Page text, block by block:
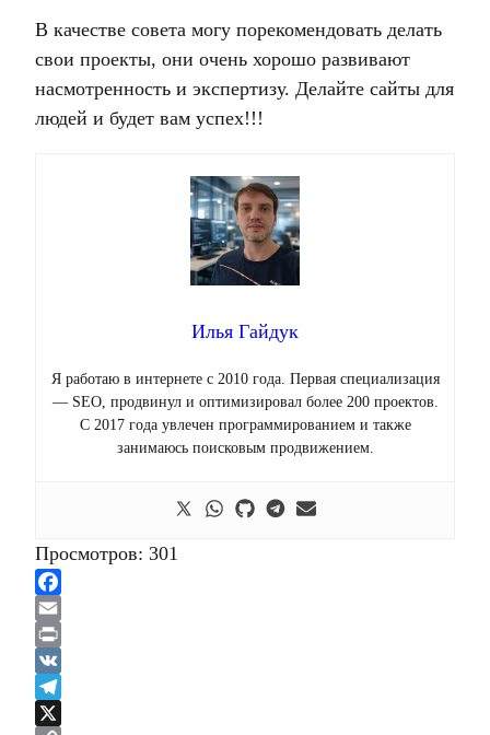
В качестве совета могу порекомендовать делать
свои проекты, они очень хорошо развивают
насмотренность и экспертизу. Делайте сайты для
людей и будет вам успех!!!
Илья Гайдук
Я работаю в интернете с 2010 года. Первая специализация
— SEO, продвинул и оптимизировал более 200 проектов.
С 2017 года увлечен программированием и также
занимаюсь поисковым продвижением.
Просмотров: 301
Facebook
Email
Print
VK
Telegram